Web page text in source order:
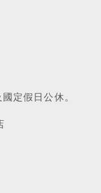
定假日公休。